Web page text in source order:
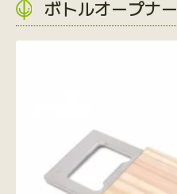
ボトルオープナー